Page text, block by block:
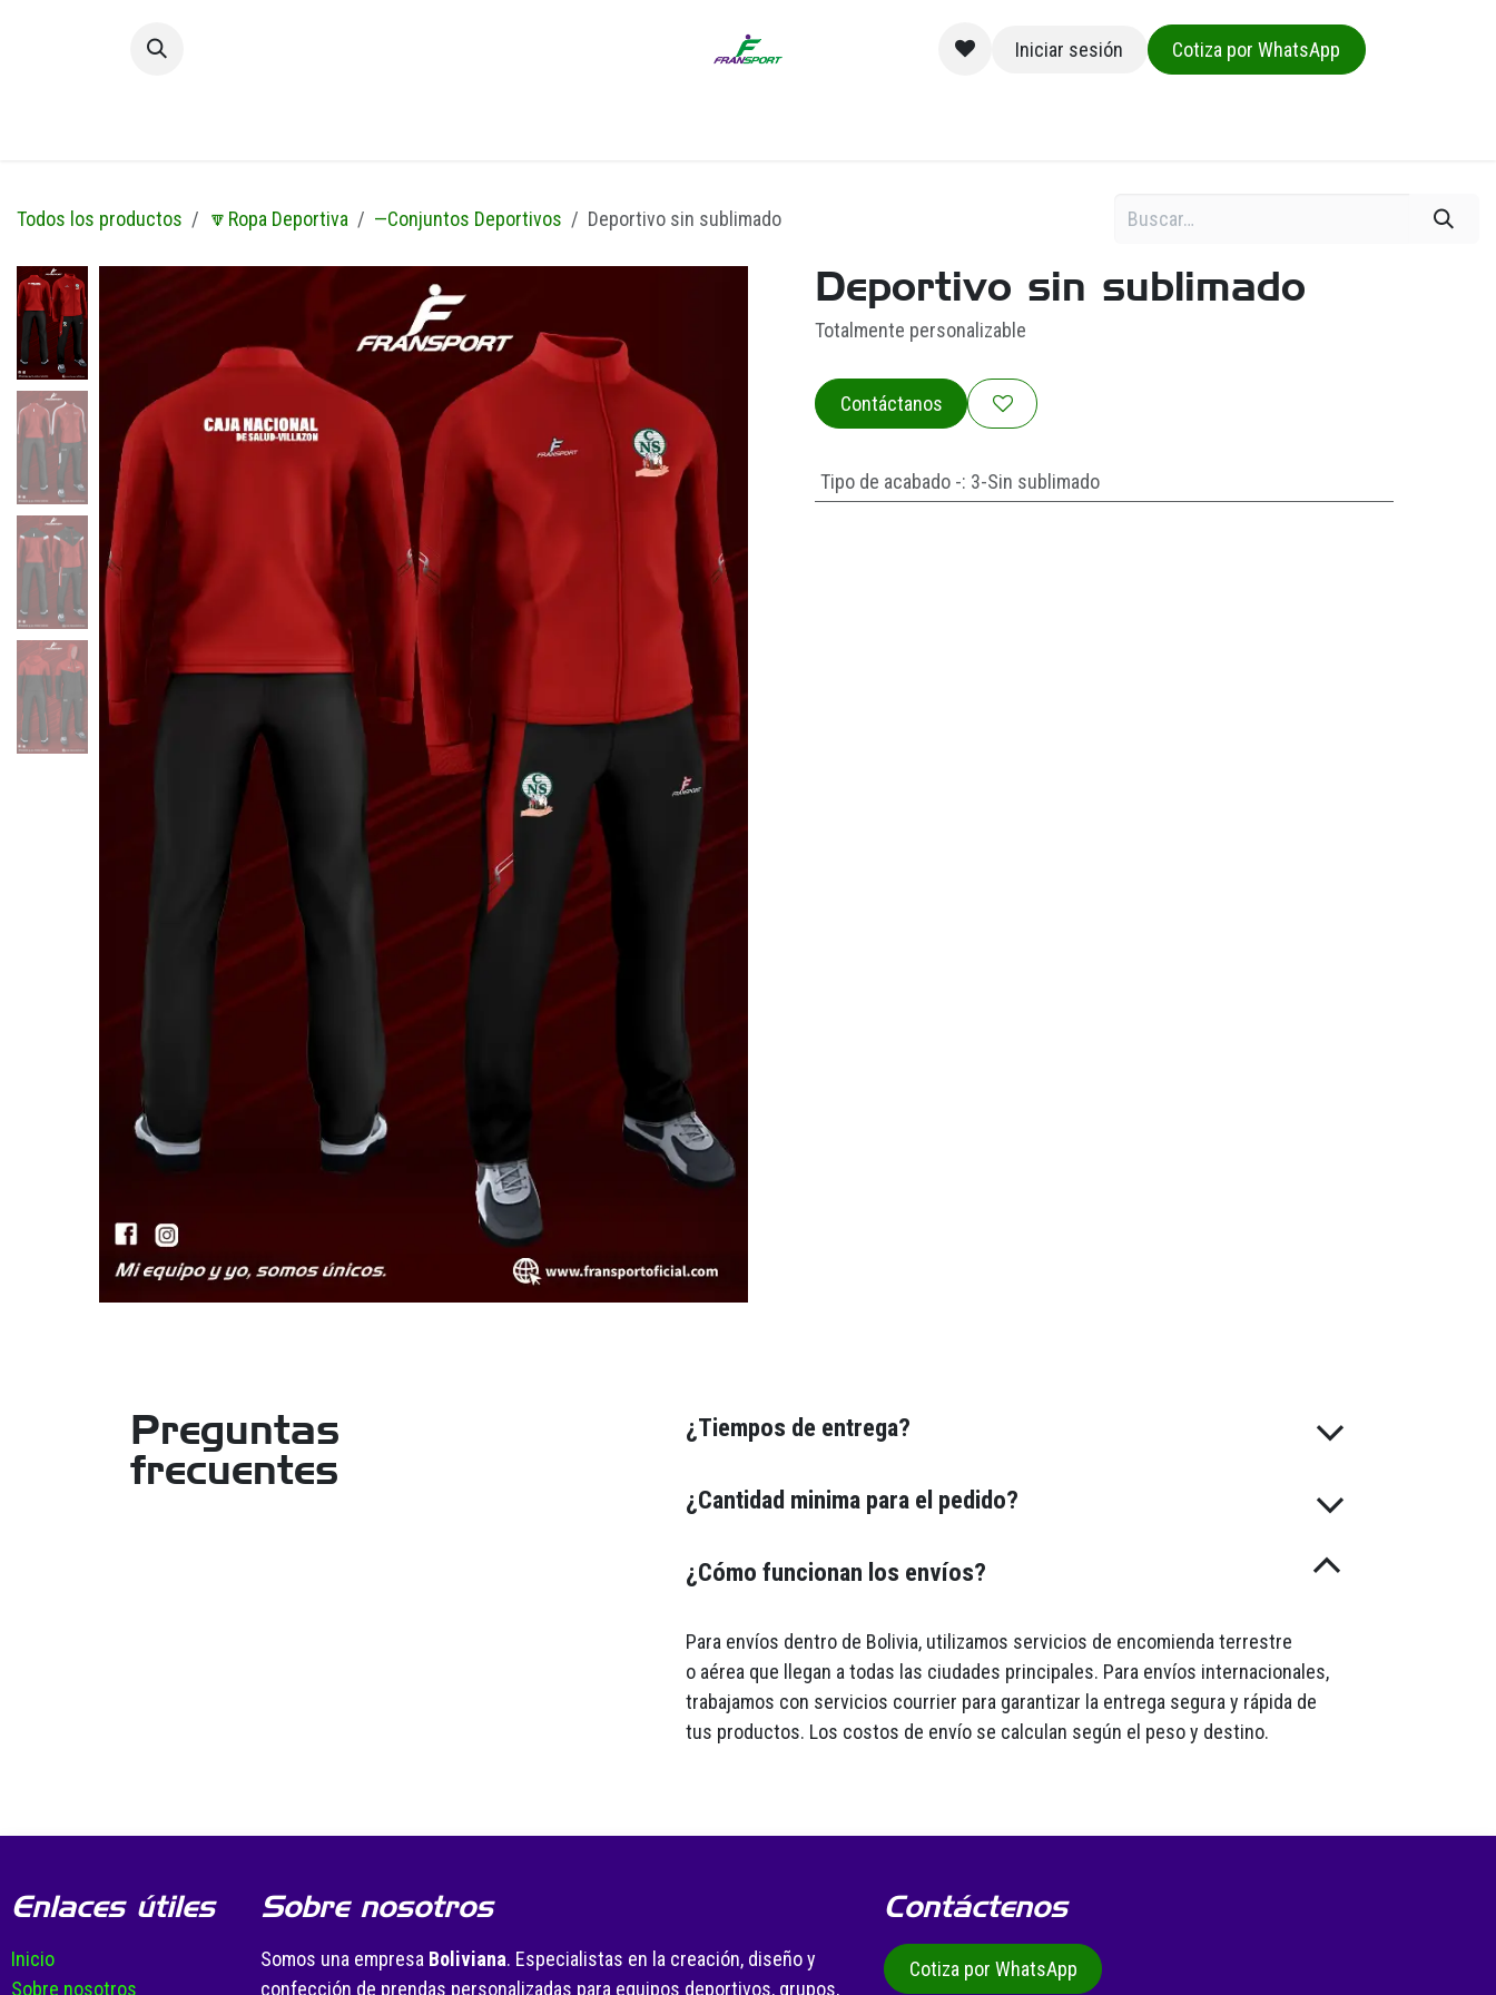
Iniciar sesión
Cotiza por WhatsApp
Todos los productos 🔽Ropa Deportiva —Conjuntos Deportivos Deportivo sin sublimado
Deportivo sin sublimado
Totalmente personalizable
Contáctanos
Tipo de acabado -: 3-Sin sublimado
Preguntas
frecuentes
¿Tiempos de entrega?
¿Cantidad minima para el pedido?
¿Cómo funcionan los envíos?
Para envíos dentro de Bolivia, utilizamos servicios de encomienda terrestre
o aérea que llegan a todas las ciudades principales. Para envíos internacionales,
trabajamos con servicios courrier para garantizar la entrega segura y rápida de
tus productos. Los costos de envío se calculan según el peso y destino.
Enlaces útiles
Inicio
Sobre nosotros
Sobre nosotros
Somos una empresa Boliviana. Especialistas en la creación, diseño y
confección de prendas personalizadas para equipos deportivos, grupos,
Contáctenos
Cotiza por WhatsApp